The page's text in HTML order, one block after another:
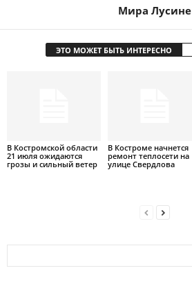
Мира Лусине
ЭТО МОЖЕТ БЫТЬ ИНТЕРЕСНО
В Костромской области
21 июля ожидаются
грозы и сильный ветер
В Костроме начнется
ремонт теплосети на
улице Свердлова